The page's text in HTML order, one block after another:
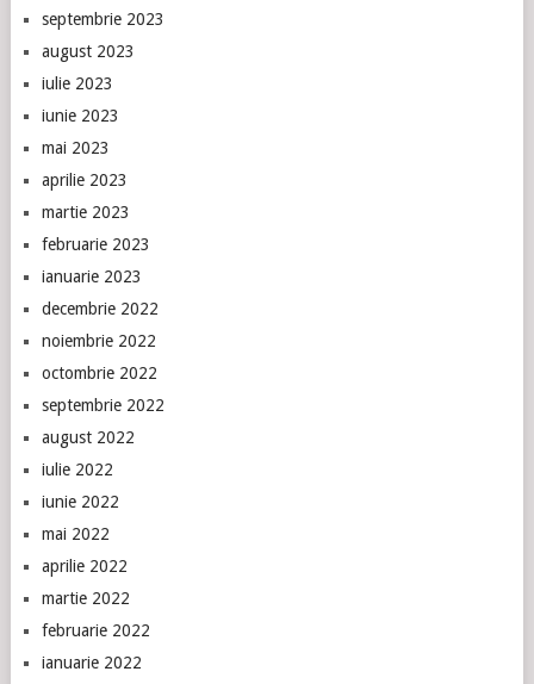
septembrie 2023
august 2023
iulie 2023
iunie 2023
mai 2023
aprilie 2023
martie 2023
februarie 2023
ianuarie 2023
decembrie 2022
noiembrie 2022
octombrie 2022
septembrie 2022
august 2022
iulie 2022
iunie 2022
mai 2022
aprilie 2022
martie 2022
februarie 2022
ianuarie 2022